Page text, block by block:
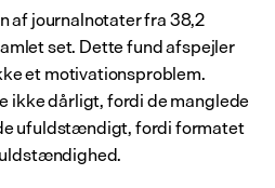
journalnotater fra 38,2
set. Dette fund afspejler
et motivationsproblem.
ikke dårligt, fordi de manglede
ufuldstændigt, fordi formatet